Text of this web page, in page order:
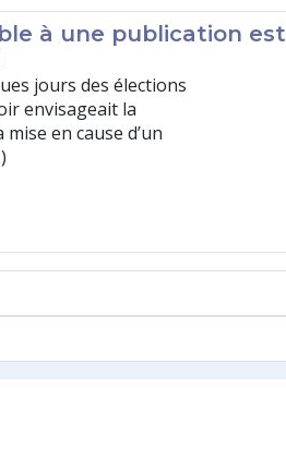
à une publication est
jours des élections
envisageait la
en cause d’un